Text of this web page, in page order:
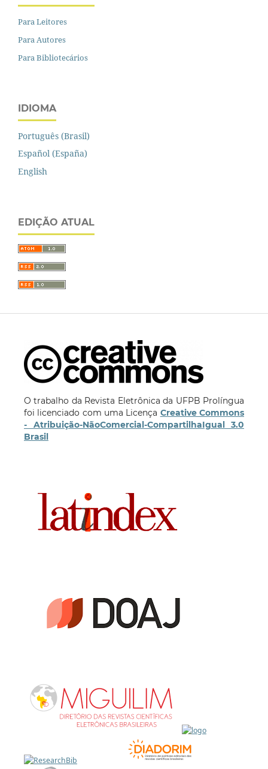
Para Leitores
Para Autores
Para Bibliotecários
IDIOMA
Português (Brasil)
Español (España)
English
EDIÇÃO ATUAL
O trabalho da Revista Eletrônica da UFPB Prolíngua
foi licenciado com uma Licença Creative Commons
- Atribuição-NãoComercial-CompartilhaIgual 3.0
Brasil